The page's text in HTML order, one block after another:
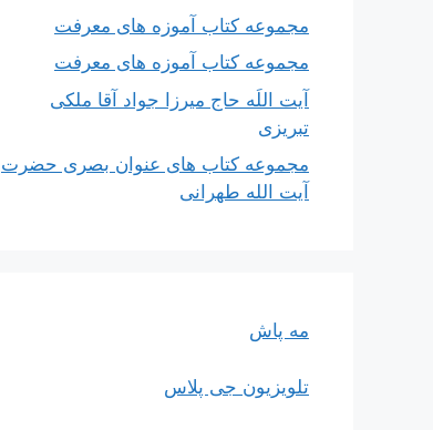
مجموعه کتاب آموزه های معرفت
مجموعه کتاب آموزه های معرفت
آیت اللَه حاج میرزا جواد آقا ملکی
تبریزی
مجموعه کتاب های عنوان بصری حضرت
آیت الله طهرانی
مه پاش
تلویزیون جی پلاس